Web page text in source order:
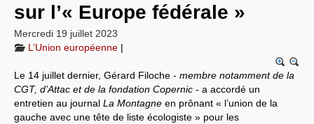
Un éléphant, ça trompe énormément !
Gouvernance mondiale & mondialisation
International
Résistances
sur l’« Europe fédérale »
Mercredi 19 juillet 2023
L’Union européenne |
Le 14 juillet dernier, Gérard Filoche - membre notamment de la
CGT, d’Attac et de la fondation Copernic - a accordé un
entretien au journal La Montagne en prônant « l’union de la
gauche avec une tête de liste écologiste » pour les